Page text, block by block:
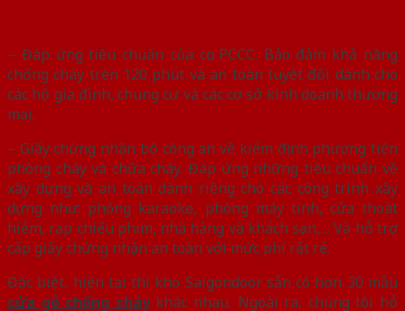
– Đáp ứng tiêu chuẩn của cục PCCC. Bảo đảm khả năng
chống cháy trên 120 phút và an toàn tuyệt đối dành cho
các hộ gia đình, chung cư và các cơ sở kinh doanh thương
mại.
– Giấy chứng nhận bộ công an về kiểm định phương tiện
phòng cháy và chữa cháy. Đáp ứng những tiêu chuẩn về
xây dựng và an toàn dành riêng cho các công trình xây
dựng như: phòng karaoke, phòng máy tính, cửa thoát
hiểm, rạp chiếu phim, nhà hàng và khách sạn,… Và hỗ trợ
cấp giấy chứng nhận an toàn với mức phí rất rẻ.
Đặc biệt, hiện tại thì kho Saigondoor sẵn có hơn 30 mẫu
cửa gỗ chống cháykhác nhau. Ngoài ra, chúng tôi hỗ